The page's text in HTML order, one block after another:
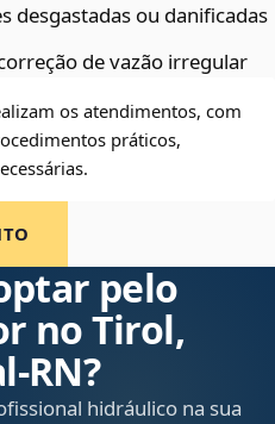
desgastadas ou danificadas
de vazão irregular
os atendimentos, com
práticos,
pelo
no Tirol,
hidráulico na sua